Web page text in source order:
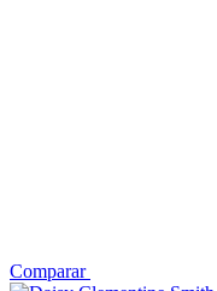
Comparar